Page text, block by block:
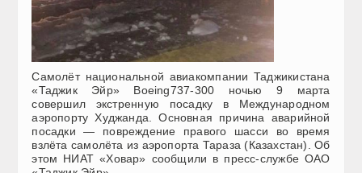
Самолёт национальной авиакомпании Таджикистана
«Таджик Эйр» Boeing737-300 ночью 9 марта
совершил экстренную посадку в Международном
аэропорту Худжанда. Основная причина аварийной
посадки — повреждение правого шасси во время
взлёта самолёта из аэропорта Тараза (Казахстан). Об
этом НИАТ «Ховар» сообщили в пресс-службе ОАО